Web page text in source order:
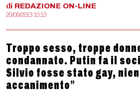
di REDAZIONE ON-LINE
20/09/2013 10:13
Troppo sesso, troppe
condannato. Putin fa il
Silvio fosse stato gay,
accanimento”